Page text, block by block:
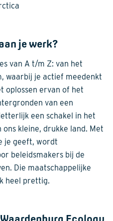
je werk?
van A t/m Z: van het
waarbij je actief meedenkt
oplossen ervan of het
van een
een schakel in het
kleine, drukke land. Met
je geeft, wordt
beleidsmakers bij de
Die maatschappelijke
heel prettig.
Ecology